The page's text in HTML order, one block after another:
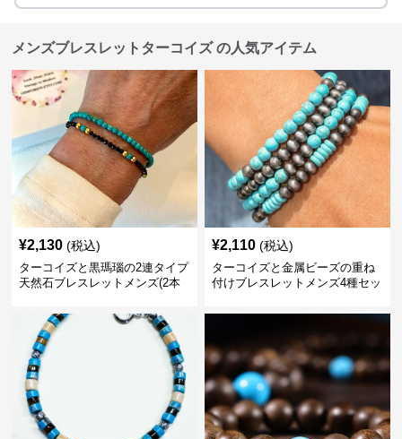
メンズブレスレットターコイズ の人気アイテム
¥2,130 (税込)
ターコイズと黒瑪瑙の2連タイプ
天然石ブレスレットメンズ(2本
¥2,110 (税込)
ターコイズと金属ビーズの重ね
付けブレスレットメンズ4種セッ